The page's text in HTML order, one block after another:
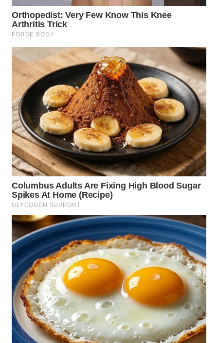
WN
KALTENG
KALTARA
WN
KALSEL
WN
KALTIM
WN
SULSEL
WN
GORONTALO
WN
SULUT
WN
MALUKU
WN
MALUT
WN